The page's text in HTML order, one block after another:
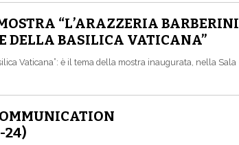
“L’ARAZZERIA BARBERINI
DELLA BASILICA VATICANA”
Vaticana”: è il tema della mostra inaugurata, nella Sala
24)